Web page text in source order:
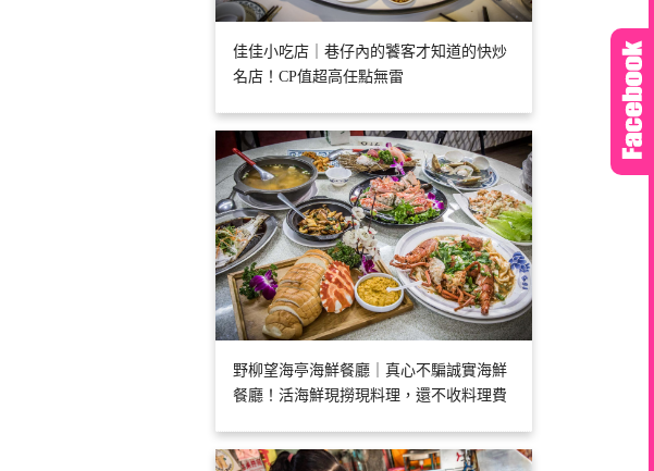
佳佳小吃店｜巷仔內的饕客才知道的快炒
名店！CP值超高任點無雷
野柳望海亭海鮮餐廳｜真心不騙誠實海鮮
餐廳！活海鮮現撈現料理，還不收料理費